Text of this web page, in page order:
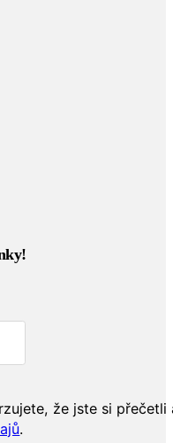
že jste si přečetli
.